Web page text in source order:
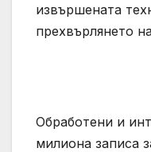
извършената
прехвърлянето
Обработени и
милиона записа